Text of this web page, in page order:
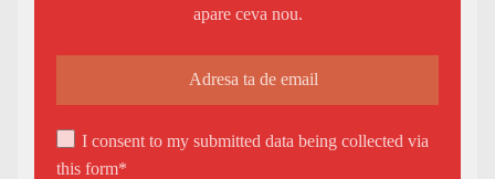
apare ceva nou.
I consent to my submitted data being collected via
this form*